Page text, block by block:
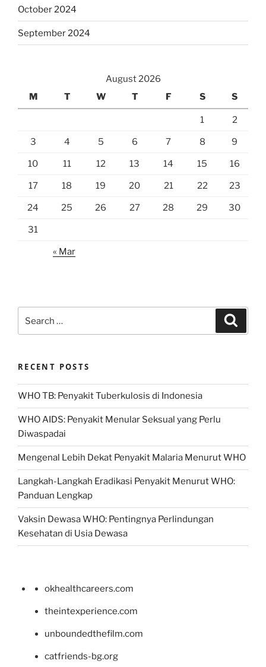
October 2024
September 2024
August 2026
M
T W T F S S
1 2
3 4 5 6 7 8 9
10 11 12 13 14 15 16
17 18 19 20 21 22 23
24 25 26 27 28 29 30
31
« Mar
for:
RECENT POSTS
WHO TB: Penyakit Tuberkulosis di Indonesia
WHO AIDS: Penyakit Menular Seksual yang Perlu
Diwaspadai
Mengenal Lebih Dekat Penyakit Malaria Menurut WHO
Langkah-Langkah Eradikasi Penyakit Menurut WHO:
Panduan Lengkap
Vaksin Dewasa WHO: Pentingnya Perlindungan
Kesehatan di Usia Dewasa
okhealthcareers.com
theintexperience.com
unboundedthefilm.com
catfriends-bg.org